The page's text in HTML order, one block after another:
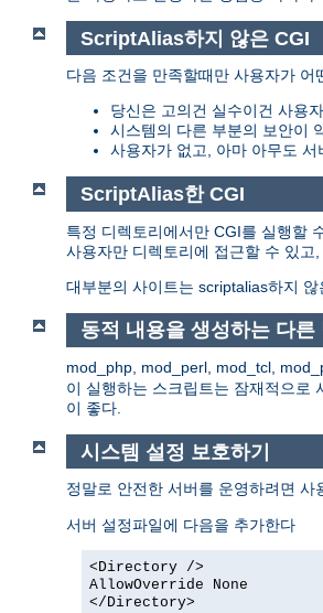
ScriptAlias하지 않은 CGI
다음 조건을 만족할때만 사용자가
당신은 고의건 실수이건 사용
시스템의 다른 부분의 보안이
사용자가 없고, 아마 아무도
ScriptAlias한 CGI
특정 디렉토리에서만 CGI를 실행할
사용자만 디렉토리에 접근할 수 있고
대부분의 사이트는 scriptalias하지
동적 내용을 생성하는 다른
mod_php, mod_perl, mod_tcl,
이 실행하는 스크립트는 잠재적으로
이 좋다.
시스템 설정 보호하기
정말로 안전한 서버를 운영하려면 사
서버 설정파일에 다음을 추가한다
<Directory />
AllowOverride None
</Directory>